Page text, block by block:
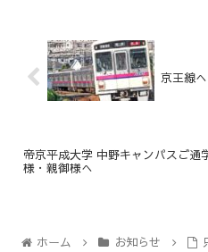
京王線
帝京平成大学 中野キャンパスご通
様・親御様へ
ホーム お知らせ